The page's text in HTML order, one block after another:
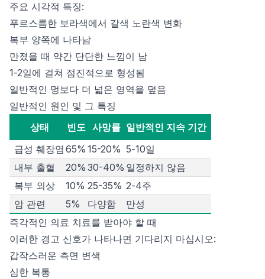
주요 시각적 특징:
푸르스름한 보라색에서 갈색 노란색 변화
복부 양쪽에 나타남
만졌을 때 약간 단단한 느낌이 남
1-2일에 걸쳐 점진적으로 형성됨
일반적인 멍보다 더 넓은 영역을 덮음
일반적인 원인 및 그 특징
상태
빈도 사망률 일반적인 지속 기간
급성 췌장염 65% 15-20% 5-10일
내부 출혈
20% 30-40% 일정하지 않음
복부 외상
10% 25-35% 2-4주
암 관련
5% 다양함
만성
즉각적인 의료 치료를 받아야 할 때
이러한 경고 신호가 나타나면 기다리지 마십시오:
갑작스러운 측면 변색
심한 복통